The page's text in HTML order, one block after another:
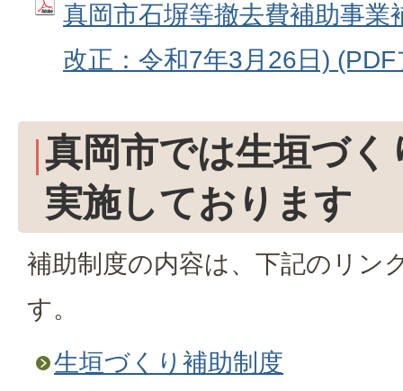
真岡市石塀等撤去費補助事業
改正：令和7年3月26日)
真岡市では生垣づく
実施しております
補助制度の内容は、下記のリン
す。
生垣づくり補助制度